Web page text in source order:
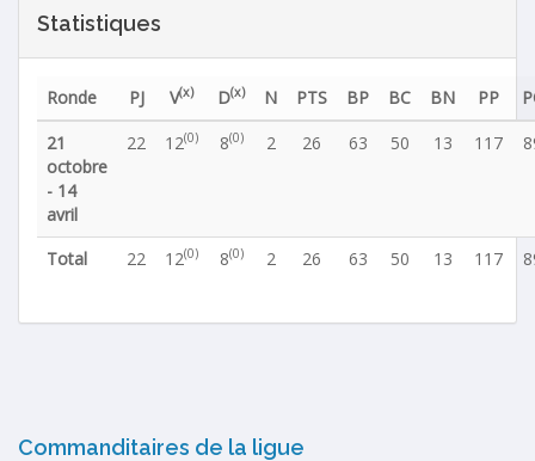
Statistiques
Ronde PJ V(x) D(x) N PTS BP BC BN PP
21
octobre
- 14
avril
22 12(0) 8(0) 2 26 63 50 13 117
Total 22 12(0) 8(0) 2 26 63 50 13 117
Commanditaires de la ligue